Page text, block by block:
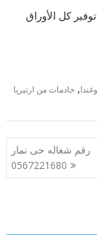
كل الأوراق
,خادمات من ارتيريا
رقم شغاله حى نمار
0567221680